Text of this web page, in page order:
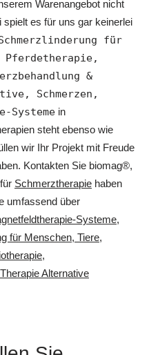
Warenangebot nicht
spielt es für uns gar keinerlei
für
Pferdetherapie,
&
Schmerzen,
Systeme in
steht ebenso wie
wir Ihr Projekt mit Freude
Kontakten Sie biomag®,
Schmerztherapie haben
umfassend über
Systeme,
für Menschen, Tiere,
Alternative